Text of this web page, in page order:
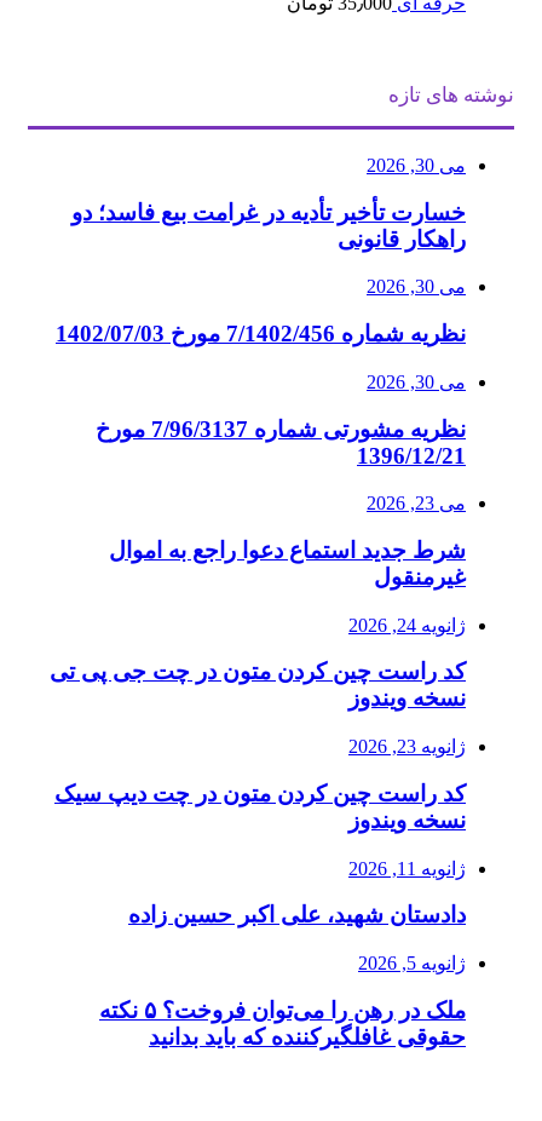
نوشته های تازه
می 30, 2026
خسارت تأخیر تأدیه در غرامت بیع فاسد؛ دو
راهکار قانونی
می 30, 2026
نظریه شماره 7/1402/456 مورخ 1402/07/03
می 30, 2026
نظریه مشورتی شماره 7/96/3137 مورخ
1396/12/21
می 23, 2026
شرط جدید استماع دعوا راجع به اموال
غیرمنقول
ژانویه 24, 2026
کد راست چین کردن متون در چت جی پی تی
نسخه ویندوز
ژانویه 23, 2026
کد راست چین کردن متون در چت دیپ سیک
نسخه ویندوز
ژانویه 11, 2026
دادستان شهید، علی اکبر حسین زاده
ژانویه 5, 2026
ملک در رهن را می‌توان فروخت؟ ۵ نکته
حقوقی غافلگیرکننده که باید بدانید